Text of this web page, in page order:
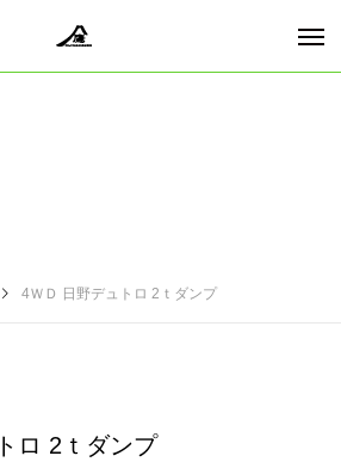
4ＷＤ 日野デュトロ 2ｔダンプ
ロ 2ｔダンプ